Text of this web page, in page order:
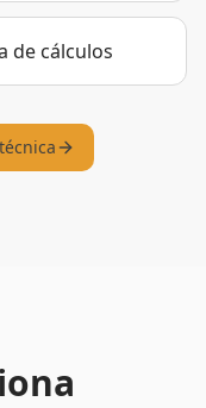
de cálculos